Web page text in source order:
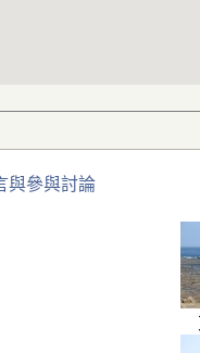
與參與討論